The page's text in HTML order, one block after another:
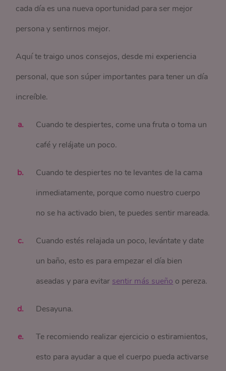
cada día es una nueva oportunidad para ser mejor
persona y sentirnos mejor.
Aquí te traigo unos consejos, desde mi experiencia
personal, que son súper importantes para tener un día
increíble.
Cuando te despiertes, come una fruta o toma un
café y relájate un poco.
Cuando te despiertes no te levantes de la cama
inmediatamente, porque como nuestro cuerpo
no se ha activado bien, te puedes sentir mareada.
Cuando estés relajada un poco, levántate y date
un baño, esto es para empezar el día bien
aseadas y para evitar sentir más sueño o pereza.
Desayuna.
Te recomiendo realizar ejercicio o estiramientos,
esto para ayudar a que el cuerpo pueda activarse